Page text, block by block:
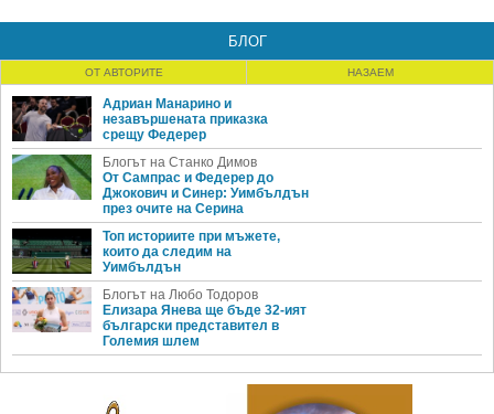
БЛОГ
ОТ АВТОРИТЕ НАЗАЕМ
Адриан Манарино и
незавършената приказка
срещу Федерер
Блогът на Станко Димов
От Сампрас и Федерер до
Джокович и Синер: Уимбълдън
през очите на Серина
Топ историите при мъжете,
които да следим на
Уимбълдън
Блогът на Любо Тодоров
Елизара Янева ще бъде 32-ият
български представител в
Големия шлем